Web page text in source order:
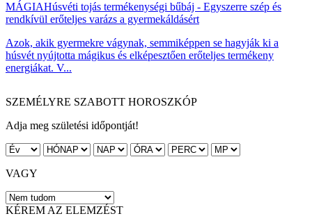
MÁGIAHúsvéti tojás termékenységi bűbáj - Egyszerre szép és
rendkívül erőteljes varázs a gyermekáldásért
Azok, akik gyermekre vágynak, semmiképpen se hagyják ki a
húsvét nyújtotta mágikus és elképesztően erőteljes termékeny
energiákat. V...
SZEMÉLYRE SZABOTT HOROSZKÓP
Adja meg születési időpontját!
VAGY
KÉREM AZ ELEMZÉST